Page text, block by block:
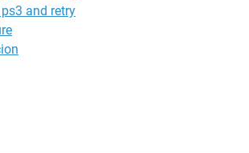
and retry